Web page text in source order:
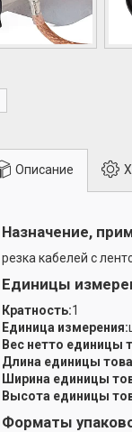
Описание
Назначение,
резка кабелей с
Единицы
Кратность:1
Единица измерения:
Вес нетто единицы
Длина единицы
Ширина единицы
Высота единицы
Форматы